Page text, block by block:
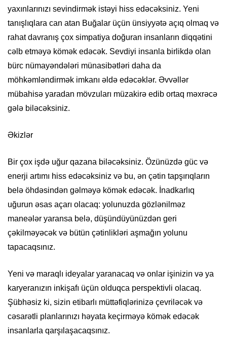
yaxınlarınızı sevindirmək istəyi hiss edəcəksiniz. Yeni
tanışlıqlara can atan Buğalar üçün ünsiyyətə açıq olmaq və
rahat davranış çox simpatiya doğuran insanların diqqətini
cəlb etməyə kömək edəcək. Sevdiyi insanla birlikdə olan
bürc nümayəndələri münasibətləri daha da
möhkəmləndirmək imkanı əldə edəcəklər. Əvvəllər
mübahisə yaradan mövzuları müzakirə edib ortaq məxrəcə
gələ biləcəksiniz.
Əkizlər
Bir çox işdə uğur qazana biləcəksiniz. Özünüzdə güc və
enerji artımı hiss edəcəksiniz və bu, ən çətin tapşırıqların
belə öhdəsindən gəlməyə kömək edəcək. İnadkarlıq
uğurun əsas açarı olacaq: yolunuzda gözlənilməz
maneələr yaransa belə, düşündüyünüzdən geri
çəkilməyəcək və bütün çətinlikləri aşmağın yolunu
tapacaqsınız.
Yeni və maraqlı ideyalar yaranacaq və onlar işinizin və ya
karyeranızın inkişafı üçün olduqca perspektivli olacaq.
Şübhəsiz ki, sizin etibarlı müttəfiqlərinizə çevriləcək və
cəsarətli planlarınızı həyata keçirməyə kömək edəcək
insanlarla qarşılaşacaqsınız.